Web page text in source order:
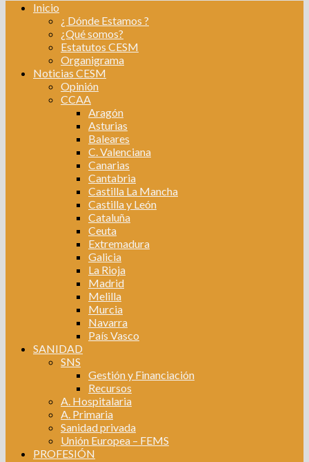
Inicio
¿ Dónde Estamos ?
¿Qué somos?
Estatutos CESM
Organigrama
Noticias CESM
Opinión
CCAA
Aragón
Asturias
Baleares
C. Valenciana
Canarias
Cantabria
Castilla La Mancha
Castilla y León
Cataluña
Ceuta
Extremadura
Galicia
La Rioja
Madrid
Melilla
Murcia
Navarra
País Vasco
SANIDAD
SNS
Gestión y Financiación
Recursos
A. Hospitalaria
A. Primaria
Sanidad privada
Unión Europea – FEMS
PROFESIÓN